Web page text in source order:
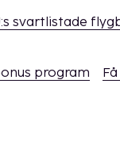
svartlistade
program